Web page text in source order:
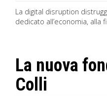
La digital disruption
dedicato all’economia, alla
La nuova
Colli